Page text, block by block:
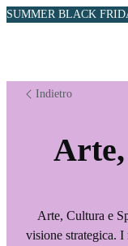
SUMMER BLACK
Indietro
Arte, Cultura e
visione strategica.